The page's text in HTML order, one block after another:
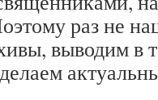
раз не
выводим в